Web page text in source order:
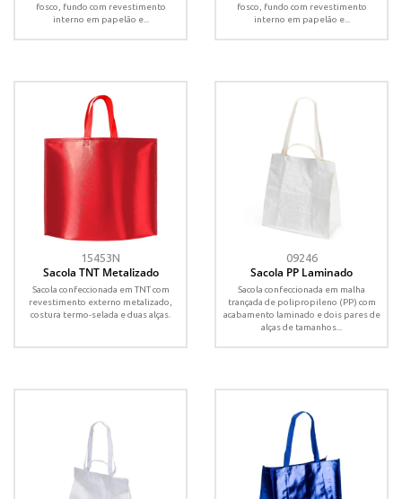
fosco, fundo com revestimento
interno em papelão e...
fosco, fundo com revestimento
interno em papelão e...
15453N
Sacola TNT Metalizado
Sacola confeccionada em TNT com
revestimento externo metalizado,
costura termo-selada e duas alças.
09246
Sacola PP Laminado
Sacola confeccionada em malha
trançada de polipropileno (PP) com
acabamento laminado e dois pares de
alças de tamanhos...